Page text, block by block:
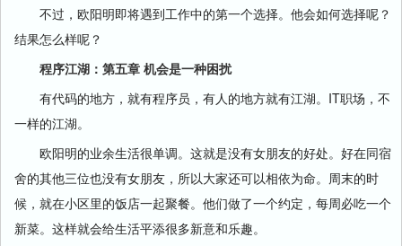
不过，欧阳明即将遇到工作中的第一个选择。他会如何选择呢？
结果怎么样呢？
程序江湖：第五章 机会是一种困扰
有代码的地方，就有程序员，有人的地方就有江湖。IT职场，不
一样的江湖。
欧阳明的业余生活很单调。这就是没有女朋友的好处。好在同宿
舍的其他三位也没有女朋友，所以大家还可以相依为命。周末的时
候，就在小区里的饭店一起聚餐。他们做了一个约定，每周必吃一个
新菜。这样就会给生活平添很多新意和乐趣。